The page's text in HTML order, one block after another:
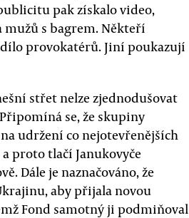
pak získalo video,
s bagrem. Někteří
provokatérů. Jiní poukazují
střet nelze zjednodušovat
se, že skupiny
udržení co nejotevřenějších
proto tlačí Janukovyče
Dále je naznačováno, že
aby přijala novou
Fond samotný ji podmiňoval